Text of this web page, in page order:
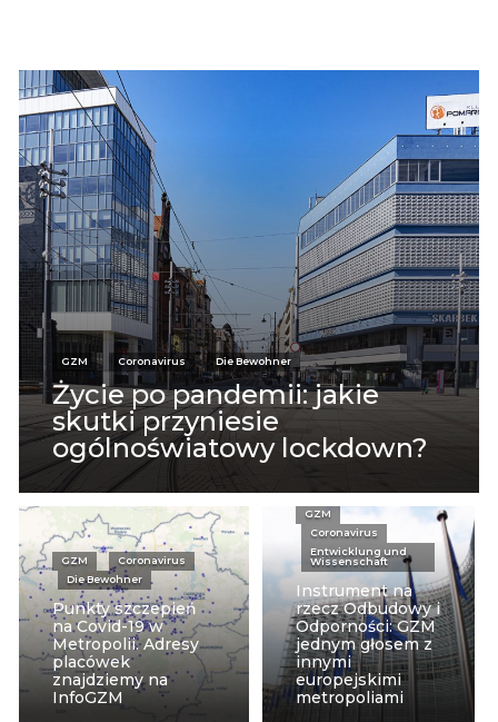
GZM Coronavirus Die Bewohner
Życie po pandemii: jakie
skutki przyniesie
ogólnoświatowy lockdown?
GZM
Coronavirus
Die Bewohner
Punkty szczepień
na Covid-19 w
Metropolii. Adresy
placówek
znajdziemy na
InfoGZM
GZM
Coronavirus
Entwicklung und
Wissenschaft
Instrument na
rzecz Odbudowy i
Odporności: GZM
jednym głosem z
innymi
europejskimi
metropoliami